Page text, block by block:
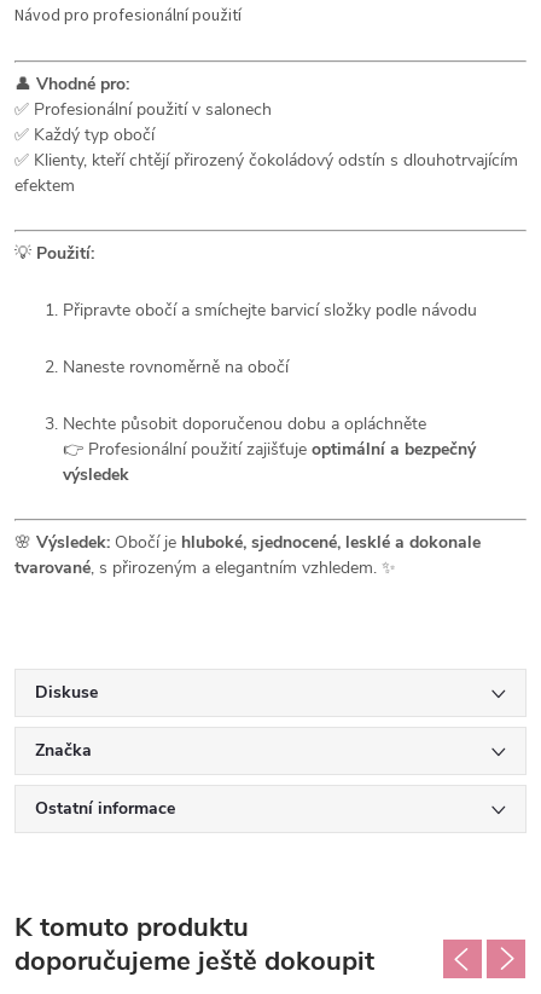
Návod pro profesionální použití
👤 Vhodné pro:
✅ Profesionální použití v salonech
✅ Každý typ obočí
✅ Klienty, kteří chtějí přirozený čokoládový odstín s dlouhotrvajícím
efektem
💡 Použití:
Připravte obočí a smíchejte barvicí složky podle návodu
Naneste rovnoměrně na obočí
Nechte působit doporučenou dobu a opláchněte
👉 Profesionální použití zajišťuje optimální a bezpečný
výsledek
🌸 Výsledek: Obočí je hluboké, sjednocené, lesklé a dokonale
tvarované, s přirozeným a elegantním vzhledem. ✨
Diskuse
Značka
Ostatní informace
K tomuto produktu
doporučujeme ještě dokoupit